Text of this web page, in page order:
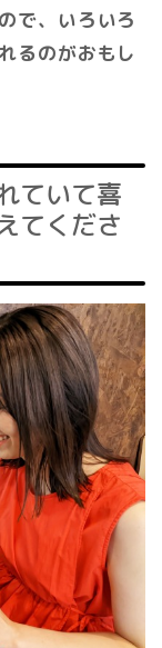
で、いろいろ
るのがおもし
ていて喜
てくださ